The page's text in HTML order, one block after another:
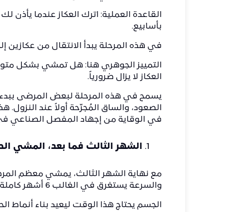
القاعدة العملية: اترك العكاز عندما
بأسابيع.
في هذه المرحلة يبدأ الانتقال من عكازين
التمييز الجوهري هنا: هل تمشي بشكل
العكاز لا يزال ضرورياً.
يسمح في هذه المرحلة لبعض المرضى ببدء
الصعود، والساق المُجرّحة أولاً عند
في الوقاية من إجهاد المفصل الصناعي
الشهر الثالث فما بعد، المشي
مع نهاية الشهر الثالث، يمشي معظم
والسرعة يستغرق في الغالب 6 أشهر كاملة.
الجسم يحتاج هذا الوقت ليعيد بناء